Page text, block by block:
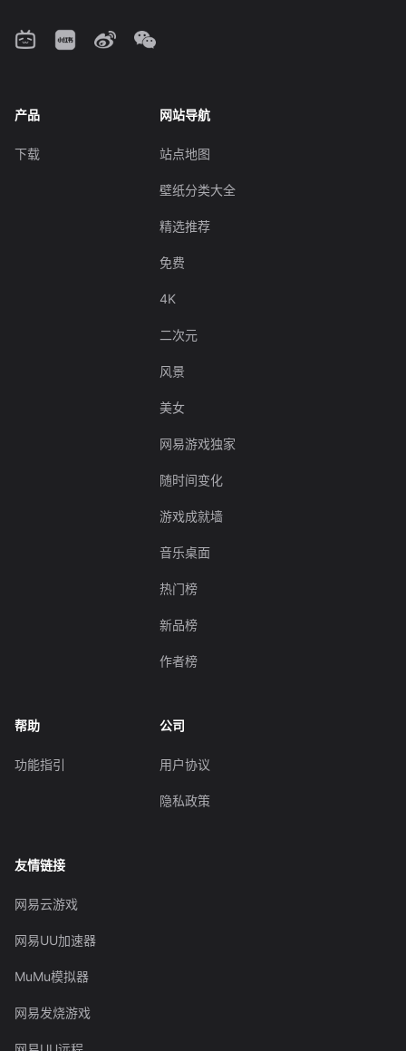
产品
下载
网站导航
站点地图
壁纸分类大全
精选推荐
免费
4K
二次元
风景
美女
网易游戏独家
随时间变化
游戏成就墙
音乐桌面
热门榜
新品榜
作者榜
帮助
功能指引
公司
用户协议
隐私政策
友情链接
网易云游戏
网易UU加速器
MuMu模拟器
网易发烧游戏